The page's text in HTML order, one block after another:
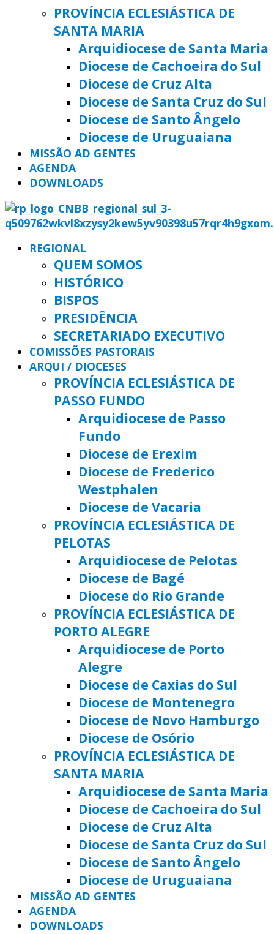
PROVÍNCIA ECLESIÁSTICA DE
SANTA MARIA
Arquidiocese de Santa Maria
Diocese de Cachoeira do Sul
Diocese de Cruz Alta
Diocese de Santa Cruz do Sul
Diocese de Santo Ângelo
Diocese de Uruguaiana
MISSÃO AD GENTES
AGENDA
DOWNLOADS
REGIONAL
QUEM SOMOS
HISTÓRICO
BISPOS
PRESIDÊNCIA
SECRETARIADO EXECUTIVO
COMISSÕES PASTORAIS
ARQUI / DIOCESES
PROVÍNCIA ECLESIÁSTICA DE
PASSO FUNDO
Arquidiocese de Passo
Fundo
Diocese de Erexim
Diocese de Frederico
Westphalen
Diocese de Vacaria
PROVÍNCIA ECLESIÁSTICA DE
PELOTAS
Arquidiocese de Pelotas
Diocese de Bagé
Diocese do Rio Grande
PROVÍNCIA ECLESIÁSTICA DE
PORTO ALEGRE
Arquidiocese de Porto
Alegre
Diocese de Caxias do Sul
Diocese de Montenegro
Diocese de Novo Hamburgo
Diocese de Osório
PROVÍNCIA ECLESIÁSTICA DE
SANTA MARIA
Arquidiocese de Santa Maria
Diocese de Cachoeira do Sul
Diocese de Cruz Alta
Diocese de Santa Cruz do Sul
Diocese de Santo Ângelo
Diocese de Uruguaiana
MISSÃO AD GENTES
AGENDA
DOWNLOADS